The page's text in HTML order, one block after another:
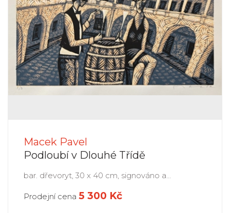
Macek Pavel
Podloubí v Dlouhé Třídě
bar. dřevoryt, 30 x 40 cm, signováno a...
Prodejní cena 5 300 Kč